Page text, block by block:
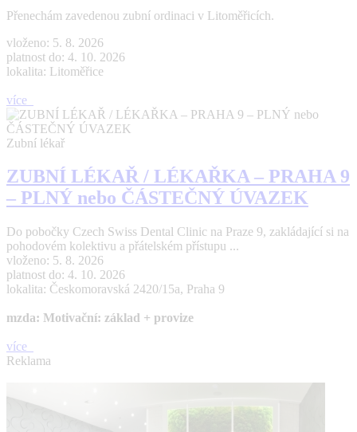
Přenechám zavedenou zubní ordinaci v Litoměřicích.
vloženo: 5. 8. 2026
platnost do: 4. 10. 2026
lokalita: Litoměřice
více
Zubní lékař
ZUBNÍ LÉKAŘ / LÉKAŘKA – PRAHA 9
– PLNÝ nebo ČÁSTEČNÝ ÚVAZEK
Do pobočky Czech Swiss Dental Clinic na Praze 9, zakládající si na
pohodovém kolektivu a přátelském přístupu ...
vloženo: 5. 8. 2026
platnost do: 4. 10. 2026
lokalita: Českomoravská 2420/15a, Praha 9
mzda: Motivační: základ + provize
více
Reklama